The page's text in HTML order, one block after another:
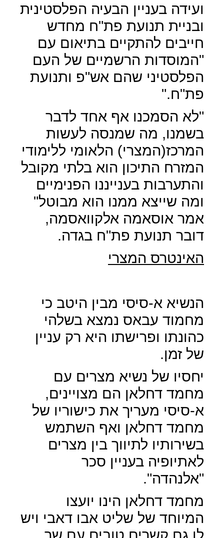
ועידה בעניין הבעיה הפלסטינית
ובניית תנועת פת"ח מחדש
חייבים להתקיים בתיאום עם
"המוסדות הרשמיים של העם
הפלסטיני שהם אש"פ ותנועת
פת"ח."
"לא הסמכנו אף אחד לדבר
בשמנו, מה שמנסה לעשות
המרכז(המצרי) הלאומי ללימודי
המזרח התיכון הוא בלתי מקובל
והתערבות בענייננו הפנימיים
ומה שייצא ממנו הוא מבוטל"
אמר אוסאמה אלקוואסמה,
דובר תנועת פת"ח בגדה.
האינטרס המצרי
הנשיא א-סיסי מבין היטב כי
מחמוד עבאס נמצא בשלהי
כהונתו ופרישתו היא רק עניין
של זמן.
יחסיו של נשיא מצרים עם
מחמד דחלאן הם מצויינים,
א-סיסי מעריך את כישוריו של
מחמד דחלאן ואף השתמש
בשירותיו לתיווך בין מצרים
לאתיופיה בעניין סכר
"אלנהדה".
מחמד דחלאן הינו יועצו
המיוחד של שליט אבו דאבי ויש
לו גם קשרים טובים עם שר